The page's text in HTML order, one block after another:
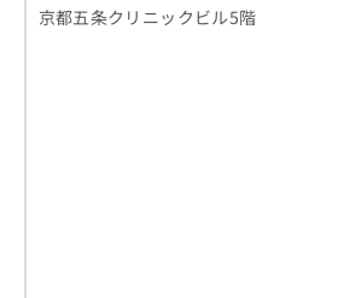
京都五条クリニックビル5階